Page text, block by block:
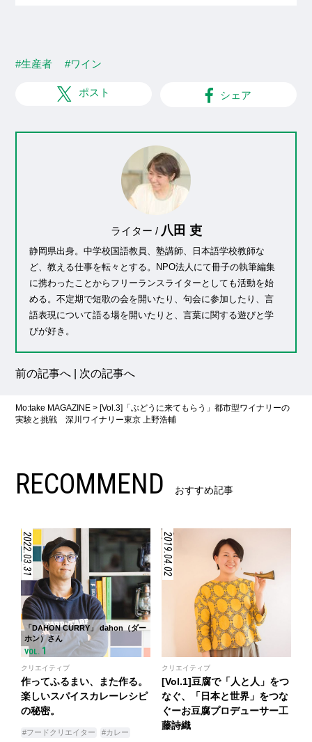
#生産者 #ワイン
ポスト シェア
ライター / 八田 吏
静岡県出身。中学校国語教員、塾講師、日本語学校教師な
ど、教える仕事を転々とする。NPO法人にて冊子の執筆編集
に携わったことからフリーランスライターとしても活動を始
める。不定期で短歌の会を開いたり、句会に参加したり、言
語表現について語る場を開いたりと、言葉に関する遊びと学
びが好き。
前の記事へ 次の記事へ
Mo:take MAGAZINE >[Vol.3]「ぶどうに来てもらう」都市型ワイナリーの
実験と挑戦 深川ワイナリー東京 上野浩輔
RECOMMEND おすすめ記事
2022.03.31
「DAHON CURRY」 dahon（ダー
ホン）さん
VOL. 1
クリエイティブ
作ってふるまい、また作る。
楽しいスパイスカレーレシピ
の秘密。
#フードクリエイター #カレー
2019.04.02
クリエイティブ
[Vol.1]豆腐で「人と人」をつ
なぐ、「日本と世界」をつな
ぐーお豆腐プロデューサー工
藤詩織